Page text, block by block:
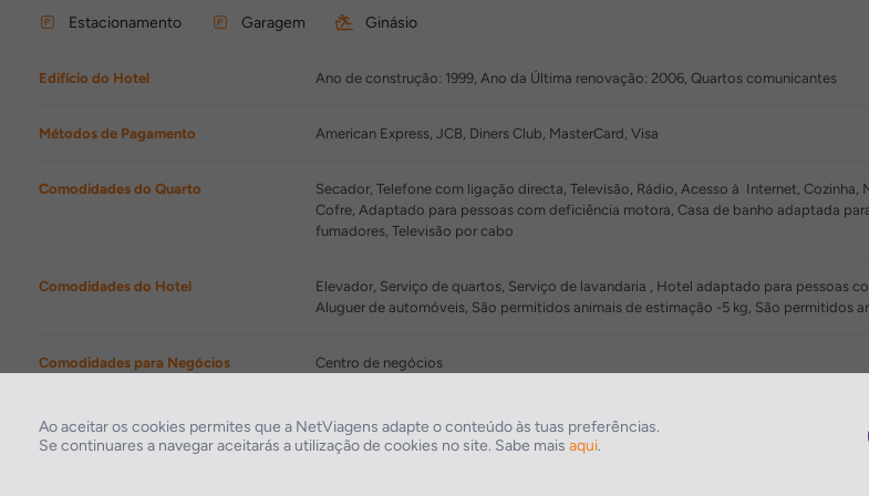
Estacionamento Garagem Ginásio
Edifício do Hotel Ano de construção: 1999, Ano da Última renovação: 2006, Quartos comunicantes
Métodos de Pagamento American Express, JCB, Diners Club, MasterCard, Visa
Comodidades do Quarto
Secador, Telefone com ligação directa, Televisão, Rádio, Acesso à Internet,
Cofre, Adaptado para pessoas com deficiência motora, Casa de banho adaptada
fumadores, Televisão por cabo
Comodidades do Hotel
Elevador, Serviço de quartos, Serviço de lavandaria , Hotel adaptado para pessoas
Aluguer de automóveis, São permitidos animais de estimação -5 kg, São permitidos
Comodidades para Negócios Centro de negócios
Comodidades de Lazer Sauna, Salão de Beleza
Ao aceitar os cookies permites que a NetViagens adapte o conteúdo às tuas preferências.
Se continuares a navegar aceitarás a utilização de cookies no site. Sabe mais aqui.